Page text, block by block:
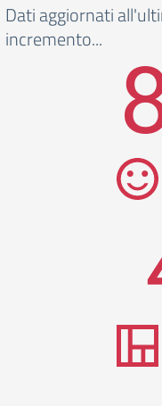
Dati aggiornati
incremento...